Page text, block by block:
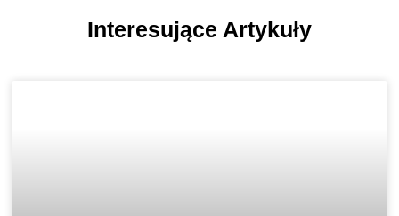
Interesujące Artykuły